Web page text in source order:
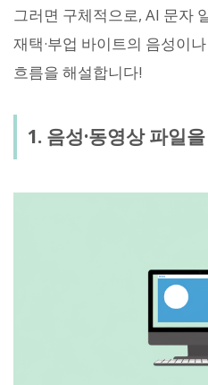
그러면 구체적으로, AI 문자
재택·부업 바이트의 음성이
흐름을 해설합니다!
1. 음성·동영상 파일